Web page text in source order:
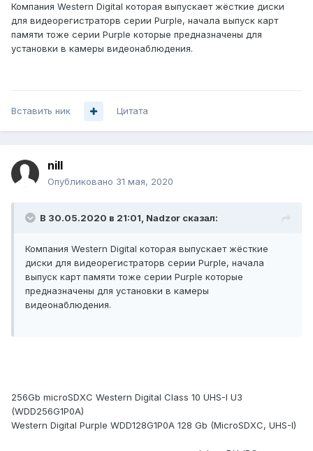
Компания Western Digital которая выпускает жёсткие диски
для видеорегистраторв серии Purple, начала выпуск карт
памяти тоже серии Purple которые предназначены для
установки в камеры видеонаблюдения.
Вставить ник Цитата
nill
Опубликовано 31 мая, 2020
В 30.05.2020 в 21:01, Nadzor сказал:
Компания Western Digital которая выпускает жёсткие
диски для видеорегистраторв серии Purple, начала
выпуск карт памяти тоже серии Purple которые
предназначены для установки в камеры
видеонаблюдения.
256Gb microSDXC Western Digital Class 10 UHS-I U3
(WDD256G1P0A)
Western Digital Purple WDD128G1P0A 128 Gb (MicroSDXC, UHS-I)